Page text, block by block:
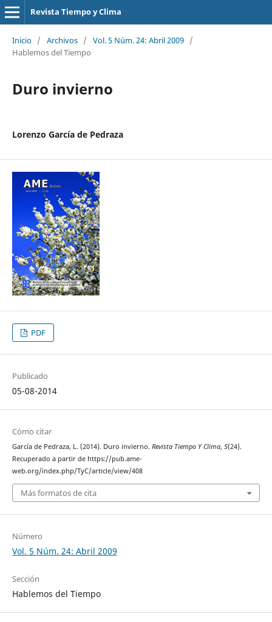
Revista Tiempo y Clima
Inicio / Archivos / Vol. 5 Núm. 24: Abril 2009 /
Hablemos del Tiempo
Duro invierno
Lorenzo García de Pedraza
PDF
Publicado
05-08-2014
Cómo citar
García de Pedraza, L. (2014). Duro invierno. Revista Tiempo Y Clima, 5(24).
Recuperado a partir de https://pub.ame-
web.org/index.php/TyC/article/view/408
Más formatos de cita
Número
Vol. 5 Núm. 24: Abril 2009
Sección
Hablemos del Tiempo